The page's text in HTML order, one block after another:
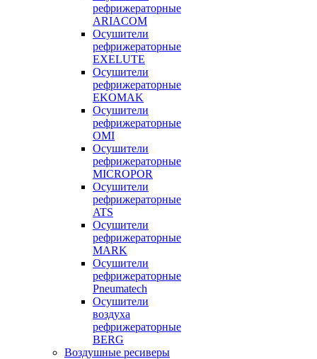
рефрижераторные
ARIACOM
Осушители
рефрижераторные
EXELUTE
Осушители
рефрижераторные
EKOMAK
Осушители
рефрижераторные
OMI
Осушители
рефрижераторные
MICROPOR
Осушители
рефрижераторные
ATS
Осушители
рефрижераторные
MARK
Осушители
рефрижераторные
Pneumatech
Осушители
воздуха
рефрижераторные
BERG
Воздушные ресиверы